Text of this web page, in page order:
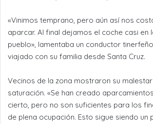
«Vinimos temprano, pero aún así nos
aparcar. Al final dejamos el coche casi en
pueblo», lamentaba un conductor
viajado con su familia desde Santa Cruz.
Vecinos de la zona mostraron su
saturación. «Se han creado
cierto, pero no son suficientes para los
de plena ocupación. Esto sigue siendo un